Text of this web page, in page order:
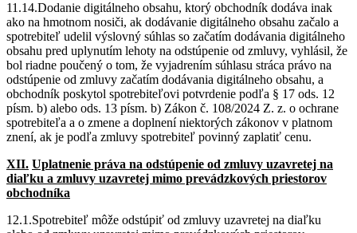
11.14.Dodanie digitálneho obsahu, ktorý obchodník dodáva inak
ako na hmotnom nosiči, ak dodávanie digitálneho obsahu začalo a
spotrebiteľ udelil výslovný súhlas so začatím dodávania digitálneho
obsahu pred uplynutím lehoty na odstúpenie od zmluvy, vyhlásil, že
bol riadne poučený o tom, že vyjadrením súhlasu stráca právo na
odstúpenie od zmluvy začatím dodávania digitálneho obsahu, a
obchodník poskytol spotrebiteľovi potvrdenie podľa § 17 ods. 12
písm. b) alebo ods. 13 písm. b) Zákon č. 108/2024 Z. z. o ochrane
spotrebiteľa a o zmene a doplnení niektorých zákonov v platnom
znení, ak je podľa zmluvy spotrebiteľ povinný zaplatiť cenu.
XII. Uplatnenie práva na odstúpenie od zmluvy uzavretej na
diaľku a zmluvy uzavretej mimo prevádzkových priestorov
obchodníka
12.1.Spotrebiteľ môže odstúpiť od zmluvy uzavretej na diaľku